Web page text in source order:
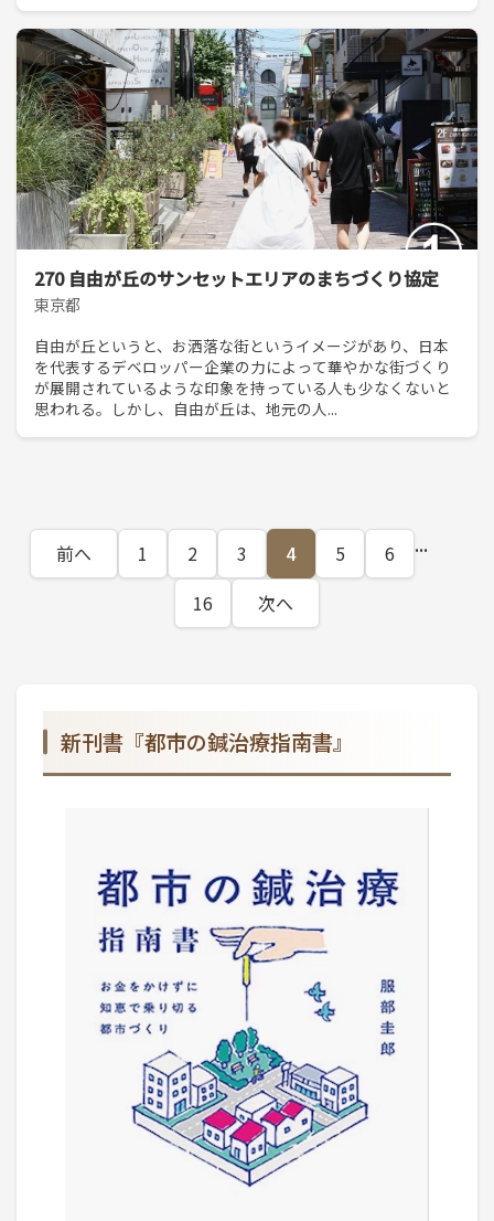
270 自由が丘のサンセットエリアのまちづくり協定
東京都
自由が丘というと、お洒落な街というイメージがあり、日本
を代表するデベロッパー企業の力によって華やかな街づくり
が展開されているような印象を持っている人も少なくないと
思われる。しかし、自由が丘は、地元の人...
前へ 1 2 3 4 5 6 ...
16 次へ
新刊書『都市の鍼治療指南書』